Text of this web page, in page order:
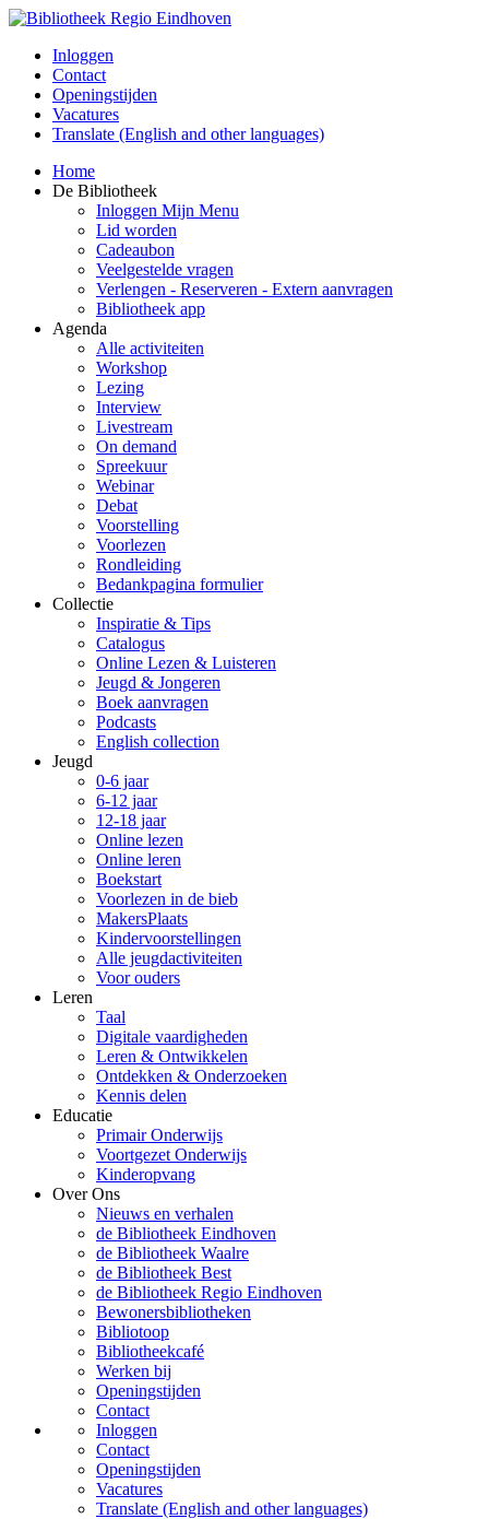
Inloggen
Contact
Openingstijden
Vacatures
Translate (English and other languages)
Home
De Bibliotheek
Inloggen Mijn Menu
Lid worden
Cadeaubon
Veelgestelde vragen
Verlengen - Reserveren - Extern aanvragen
Bibliotheek app
Agenda
Alle activiteiten
Workshop
Lezing
Interview
Livestream
On demand
Spreekuur
Webinar
Debat
Voorstelling
Voorlezen
Rondleiding
Bedankpagina formulier
Collectie
Inspiratie & Tips
Catalogus
Online Lezen & Luisteren
Jeugd & Jongeren
Boek aanvragen
Podcasts
English collection
Jeugd
0-6 jaar
6-12 jaar
12-18 jaar
Online lezen
Online leren
Boekstart
Voorlezen in de bieb
MakersPlaats
Kindervoorstellingen
Alle jeugdactiviteiten
Voor ouders
Leren
Taal
Digitale vaardigheden
Leren & Ontwikkelen
Ontdekken & Onderzoeken
Kennis delen
Educatie
Primair Onderwijs
Voortgezet Onderwijs
Kinderopvang
Over Ons
Nieuws en verhalen
de Bibliotheek Eindhoven
de Bibliotheek Waalre
de Bibliotheek Best
de Bibliotheek Regio Eindhoven
Bewonersbibliotheken
Bibliotoop
Bibliotheekcafé
Werken bij
Openingstijden
Contact
Inloggen
Contact
Openingstijden
Vacatures
Translate (English and other languages)